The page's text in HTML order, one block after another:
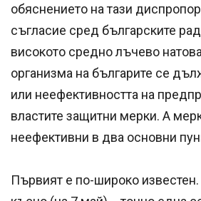
обяснението на тази
съгласие сред българските
високото средно лъчево
организма на българите се
или неефективността на
властите защитни мерки. А
неефективни в два основни
Първият е по-широко